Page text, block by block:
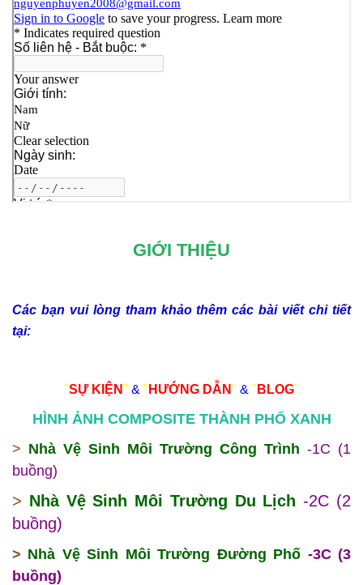
GIỚI THIỆU
Các bạn vui lòng tham khảo thêm các bài viết chi tiết
tại:
"SỰ KIỆN" & " HƯỚNG DẪN" & " BLOG"
HÌNH ẢNH COMPOSITE THÀNH PHỐ XANH
> Nhà Vệ Sinh Môi Trường Công Trình -1C (1
buồng)
> Nhà Vệ Sinh Môi Trường Du Lịch -2C (2
buồng)
> Nhà Vệ Sinh Môi Trường Đường Phố -3C (3
buồng)